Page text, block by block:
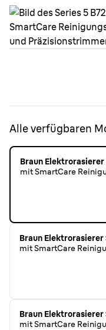
Alle verfügbaren
Braun
mit SmartCare
Braun Elektrorasierer
mit SmartCare
Braun Elektrorasierer
mit SmartCare